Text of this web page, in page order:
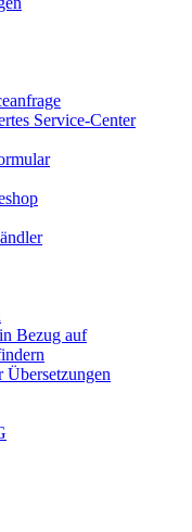
Service-Center
Bezug auf
Übersetzungen